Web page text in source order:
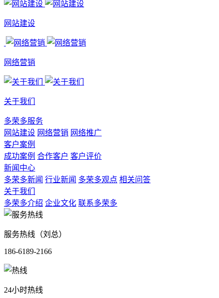
网站建设
网络营销
关于我们
多荣多服务
网站建设 网络营销 网络推广
客户案例
成功案例 合作客户 客户评价
新闻中心
多荣多新闻 行业新闻 多荣多观点 相关问答
关于我们
多荣多介绍 企业文化 联系多荣多
服务热线（刘总）
186-6189-2166
24小时热线